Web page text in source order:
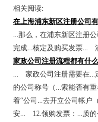
相关阅读:
在上海浦东新区注册公司
...那么，在浦东新区注册
完成...核定及购买发票...
家政公司注册流程都有什
... 家政公司注册需要在...
的公司称号（...索能否有
着“公司...去开立公司帐户
安... 12.领购发票：...质的